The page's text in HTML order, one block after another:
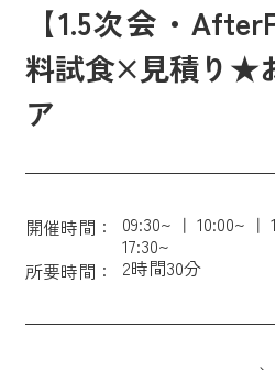
【1.5次会・
料試食×見積り★
ア
開催時間： 09:30~ 10:00~
17:30~
所要時間：
2時間30分